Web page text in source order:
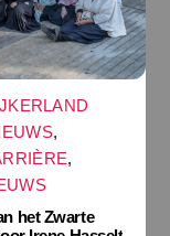
,
,
het Zwarte